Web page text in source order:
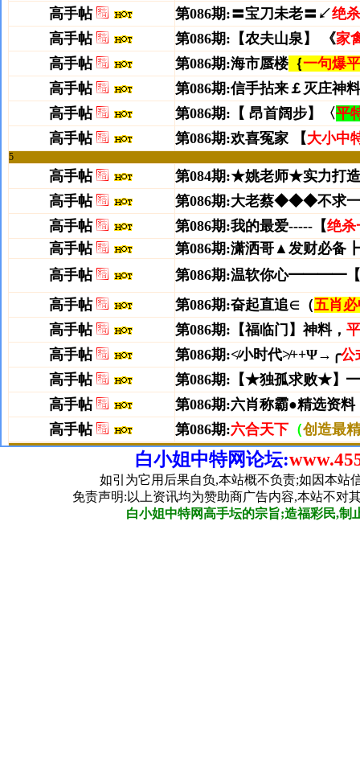
白小姐中特网论坛:
如引为它用后果自负,本站概不负责;如因本站
免责声明:以上资讯均为赞助商广告内容,本站不对
白小姐中特网高手坛的宗旨;造福彩民,制